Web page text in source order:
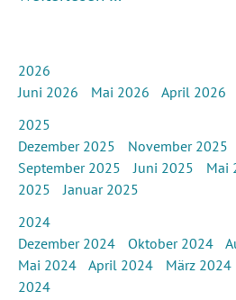
2026
Juni 2026
Mai 2026 April 2026
2025
Dezember 2025
November 2025
September 2025
Juni 2025 Mai
2025
Januar 2025
2024
Dezember 2024
Oktober 2024
Mai 2024
April 2024 März 2024
2024